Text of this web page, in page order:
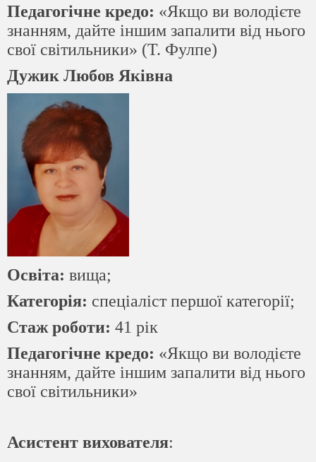
Педагогічне кредо: «Якщо ви володієте
знанням, дайте іншим запалити від нього
свої світильники» (Т. Фулпе)
Дужик Любов Яківна
Освіта: вища;
Категорія: спеціаліст першої категорії;
Стаж роботи: 41 рік
Педагогічне кредо: «Якщо ви володієте
знанням, дайте іншим запалити від нього
свої світильники»
Асистент вихователя: